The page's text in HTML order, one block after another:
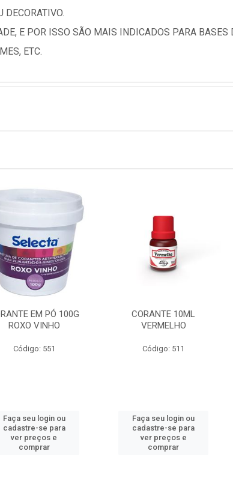
DECORATIVO.
E POR ISSO SÃO MAIS INDICADOS PARA BASES
ETC.
EM PÓ 100G
ROXO VINHO
Código: 551
Faça seu login ou
cadastre-se para
ver preços e
comprar
CORANTE 10ML
VERMELHO
Código: 511
Faça seu login ou
cadastre-se para
ver preços e
comprar